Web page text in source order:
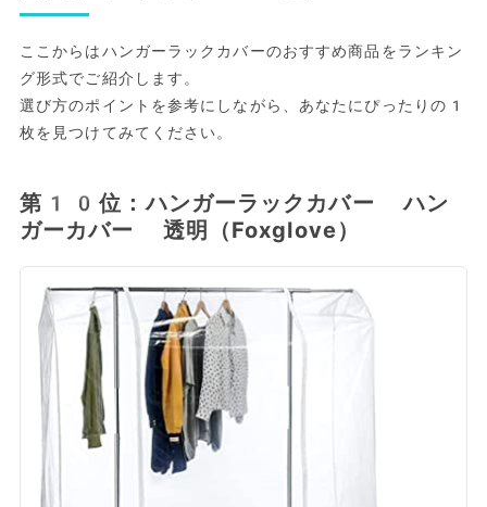
ここからはハンガーラックカバーのおすすめ商品をランキン
グ形式でご紹介します。
選び方のポイントを参考にしながら、あなたにぴったりの1
枚を見つけてみてください。
第10位：ハンガーラックカバー ハン
ガーカバー 透明（Foxglove）